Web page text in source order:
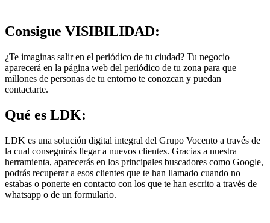
Consigue VISIBILIDAD:
¿Te imaginas salir en el periódico de tu ciudad? Tu negocio
aparecerá en la página web del periódico de tu zona para que
millones de personas de tu entorno te conozcan y puedan
contactarte.
Qué es LDK:
LDK es una solución digital integral del Grupo Vocento a través de
la cual conseguirás llegar a nuevos clientes. Gracias a nuestra
herramienta, aparecerás en los principales buscadores como Google,
podrás recuperar a esos clientes que te han llamado cuando no
estabas o ponerte en contacto con los que te han escrito a través de
whatsapp o de un formulario.